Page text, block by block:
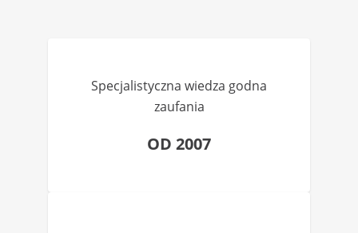
Specjalistyczna wiedza godna
zaufania
OD 2007